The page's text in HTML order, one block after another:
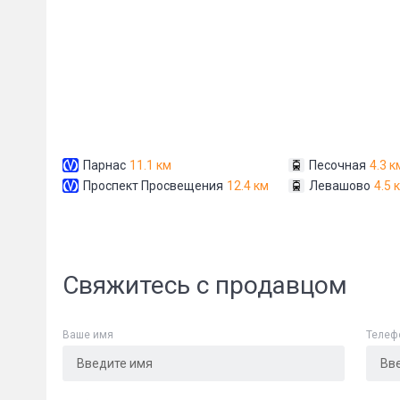
Парнас 11.1 км
Проспект Просвещения 12.4 км
Песочная 4.3
Левашово 4.5
Свяжитесь с продавцом
Ваше имя